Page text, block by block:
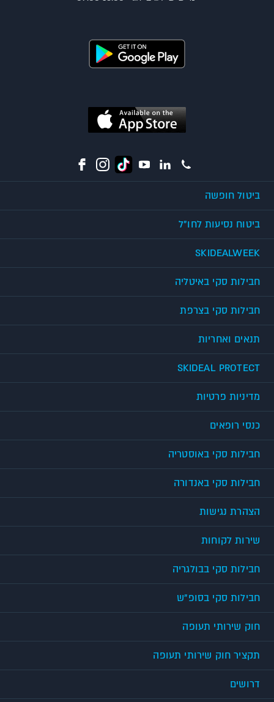
ביטול חופשה
ביטוח נסיעות לחו"ל
SKIDEALWEEK
חבילות סקי באיטליה
חבילות סקי בצרפת
תנאים ואחריות
SKIDEAL PROTECT
מדיניות פרטיות
כנסי רופאים
חבילות סקי באוסטריה
חבילות סקי באנדורה
הצהרת נגישות
שירות לקוחות
חבילות סקי בבולגריה
חבילות סקי בסופ"ש
חוק שירותי תעופה
תקציר חוק שירותי תעופה
דרושים